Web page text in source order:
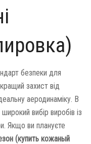
безпеки для
захист від
аеродинаміку. В
вибір виробів із
Якщо ви плануєте
(купить кожаный